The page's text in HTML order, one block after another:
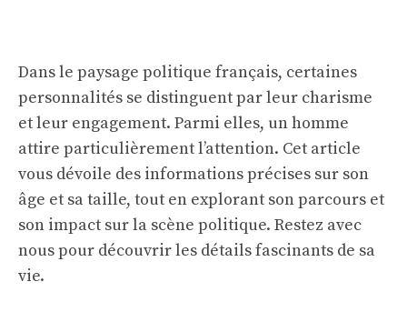
Dans le paysage politique français, certaines
personnalités se distinguent par leur charisme
et leur engagement. Parmi elles, un homme
attire particulièrement l’attention. Cet article
vous dévoile des informations précises sur son
âge et sa taille, tout en explorant son parcours et
son impact sur la scène politique. Restez avec
nous pour découvrir les détails fascinants de sa
vie.